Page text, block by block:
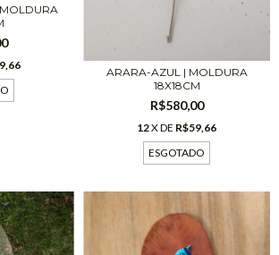
ARARA-AZUL | MOLDURA
18X18CM
R$580,00
12X DE R$59,66
ESGOTADO